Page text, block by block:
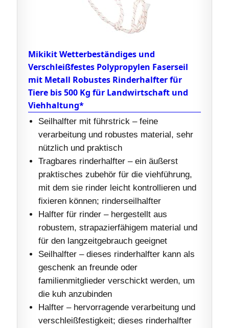
Mikikit Wetterbeständiges und
Verschleißfestes Polypropylen Faserseil
mit Metall Robustes Rinderhalfter für
Tiere bis 500 Kg für Landwirtschaft und
Viehhaltung*
Seilhalfter mit führstrick – feine
verarbeitung und robustes material, sehr
nützlich und praktisch
Tragbares rinderhalfter – ein äußerst
praktisches zubehör für die viehführung,
mit dem sie rinder leicht kontrollieren und
fixieren können; rinderseilhalfter
Halfter für rinder – hergestellt aus
robustem, strapazierfähigem material und
für den langzeitgebrauch geeignet
Seilhalfter – dieses rinderhalfter kann als
geschenk an freunde oder
familienmitglieder verschickt werden, um
die kuh anzubinden
Halfter – hervorragende verarbeitung und
verschleißfestigkeit; dieses rinderhalfter